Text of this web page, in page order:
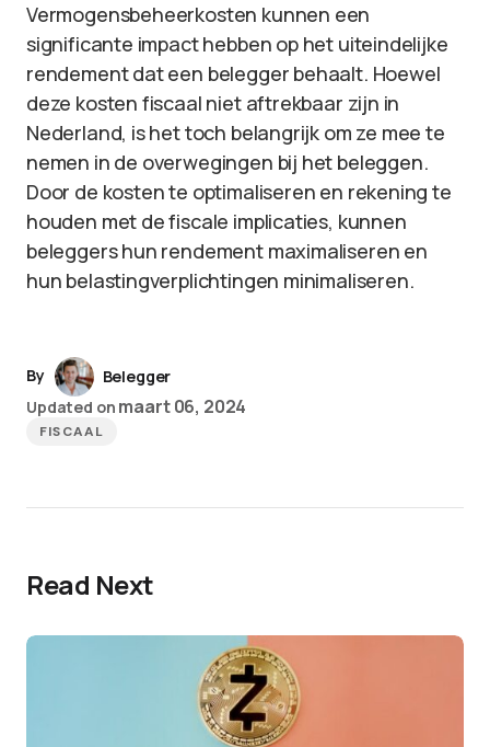
Vermogensbeheerkosten kunnen een
significante impact hebben op het uiteindelijke
rendement dat een belegger behaalt. Hoewel
deze kosten fiscaal niet aftrekbaar zijn in
Nederland, is het toch belangrijk om ze mee te
nemen in de overwegingen bij het beleggen.
Door de kosten te optimaliseren en rekening te
houden met de fiscale implicaties, kunnen
beleggers hun rendement maximaliseren en
hun belastingverplichtingen minimaliseren.
By
Belegger
Updated on maart 06, 2024
FISCAAL
Read Next